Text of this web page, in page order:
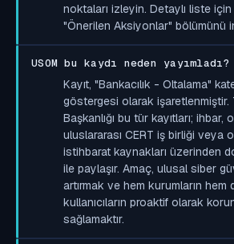
noktaları izleyin. Detaylı liste
"Önerilen Aksiyonlar" bölümünü
USOM bu kaydı neden yayımladı?
Kayıt, "Bankacılık - Oltalama"
göstergesi olarak işaretlenmiştir.
Başkanlığı bu tür kayıtları; ihbar,
uluslararası CERT iş birliği veya
istihbarat kaynakları üzerinden
ile paylaşır. Amaç, ulusal siber
artırmak ve hem kurumların hem
kullanıcıların proaktif olarak
sağlamaktır.